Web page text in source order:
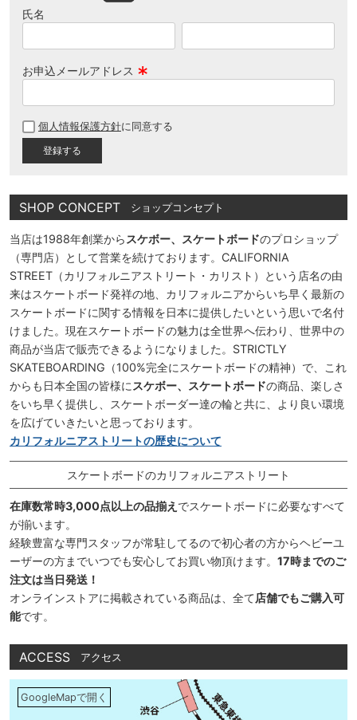
氏名
お申込メールアドレス
須
個人情報保護方針に同意する
SHOP CONCEPT ショップコンセプト
当店は1988年創業から スケボー、スケートボードのプロショップ
（専門店）として営業を続けております。CALIFORNIA
STREET（カリフォルニアストリート・カリスト）という店名の由
来はスケートボード発祥の地、カリフォルニアからいち早く最新の
スケートボードに関する情報を日本に提供したいという思いで名付
けました。現在スケートボードの魅力は全世界へ伝わり、世界中の
商品が当店で販売できるようになりました。STRICTLY
SKATEBOARDING（100%完全にスケートボードの精神）で、これ
からも日本全国の皆様に スケボー、スケートボードの商品、楽しさ
をいち早く提供し、スケートボーダー達の輪と共に、より良い環境
を広げていきたいと思っております。
カリフォルニアストリートの歴史について
スケートボードのカリフォルニアストリート
在庫数常時3,000点以上の品揃え でスケートボードに必要なすべて
が揃います。
経験豊富な専門スタッフが常駐してるので初心者の方からヘビーユ
ーザーの方までいつでも安心してお買い物頂けます。 17時までのご
注文は当日発送！
オンラインストアに掲載されている商品は、全て店舗でもご購入可
能です。
ACCESS アクセス
GoogleMapで開く